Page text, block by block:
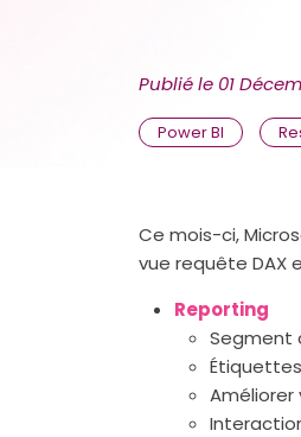
Publié le 01
Power BI
Ce mois-ci,
vue requête DAX
Reporting
Segment
Améliorer